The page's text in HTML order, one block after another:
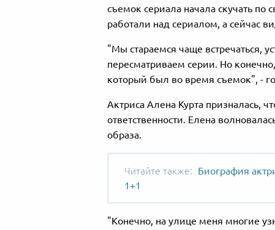
съемок сериала начала скучать
работали над сериалом, а сейчас
"Мы стараемся чаще встречаться,
пересматриваем серии. Но конечно,
который был во время съемок", -
Актриса Алена Курта призналась,
ответственности. Елена
образа.
Биография
1+1
"Конечно, на улице меня многие